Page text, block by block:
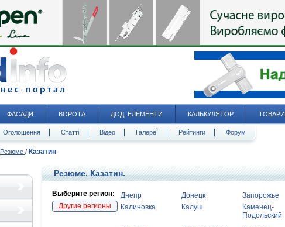
ФАСАДИ ВОРОТА ДОД. ЕЛЕМЕНТИ КАЛЬКУЛЯТОР ТОВАРИ
Оголошення Статті Відео Галереї Рейтинги Форум
Резюме / Казатин
Резюме. Казатин.
Выберите регион:
Другие регионы
Днепр Донецк Запорожье
Калиновка
Калуш
Каменец-
Подольский